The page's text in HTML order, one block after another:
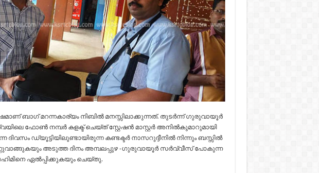
ബാഗ്‌ മറന്നകാര്യം നിബില്‍ മനസ്സിലാക്കുന്നത്. തുടര്‍ന്ന് ഗുരുവായൂര്‍
ഫോണ്‍ നമ്പര്‍ കളക്ട് ചെയ്ത് സ്റ്റേഷന്‍ മാസ്റ്റര്‍ അനില്‍കുമാറുമായി
ദിവസം ഡ്യൂട്ടിയിലുണ്ടായിരുന്ന കണ്ടക്ടര്‍ നാസറുദ്ദീനില്‍ നിന്നും ബസ്സില്‍
ഏറ്റുവാങ്ങുകയും അടുത്ത ദിനം അമ്പലപ്പുഴ -ഗുരുവായൂര്‍ സര്‍വ്വീസ് പോകുന്ന
ഏല്‍പ്പിക്കുകയും ചെയ്തു.